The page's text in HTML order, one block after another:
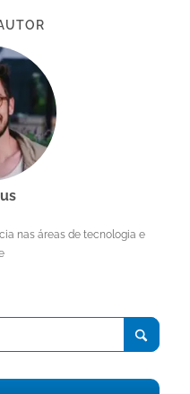
nas áreas de tecnologia e